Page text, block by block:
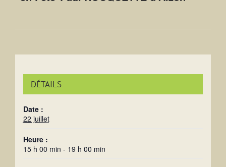
DÉTAILS
Date :
22 juillet
Heure :
15 h 00 min - 19 h 00 min